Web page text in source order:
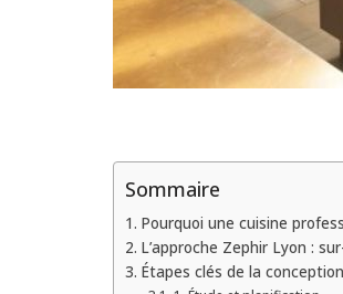
Sommaire
Pourquoi une cuisine
L’approche Zephir Lyon :
Étapes clés de la